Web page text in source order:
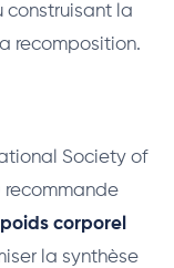
construisant la
recomposition.
Society of
recommande
corporel
la synthèse